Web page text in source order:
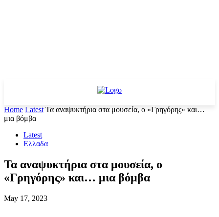
Home Latest Τα αναψυκτήρια στα μουσεία, ο «Γρηγόρης» και…
μια βόμβα
Latest
Ελλαδα
Τα αναψυκτήρια στα μουσεία, ο
«Γρηγόρης» και… μια βόμβα
May 17, 2023